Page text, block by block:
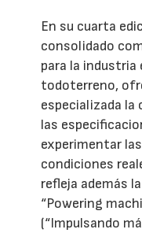
En su cuarta
consolidado
para la industria
todoterreno,
especializada la
las
experimentar
condiciones
refleja además
“Powering
(“Impulsando